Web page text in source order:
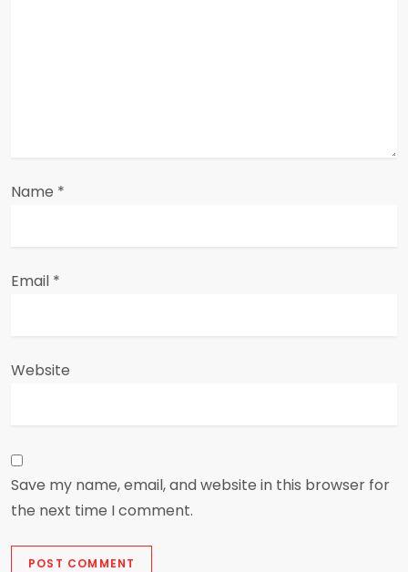
Name *
Email *
Website
Save my name, email, and website in this browser for
the next time I comment.